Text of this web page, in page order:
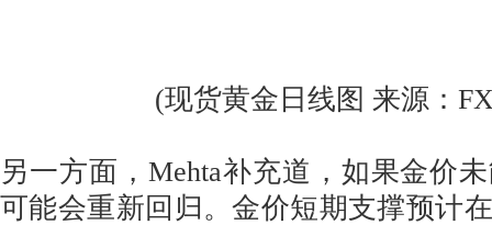
(现货黄金日线图 来源：
另一方面，Mehta补充道，如果金价
可能会重新回归。金价短期支撑预计